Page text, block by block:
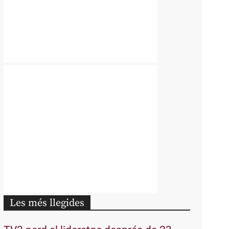
Les més llegides